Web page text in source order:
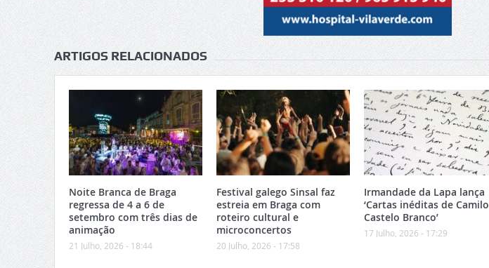
ARTIGOS RELACIONADOS
Noite Branca de Braga
regressa de 4 a 6 de
setembro com três dias de
animação
21 Julho, 2026 - 18:44
Festival galego Sinsal faz
estreia em Braga com
roteiro cultural e
microconcertos
20 Julho, 2026 - 17:58
Irmandade da Lapa lança
‘Cartas inéditas de Camilo
Castelo Branco’
17 Julho, 2026 - 17:29